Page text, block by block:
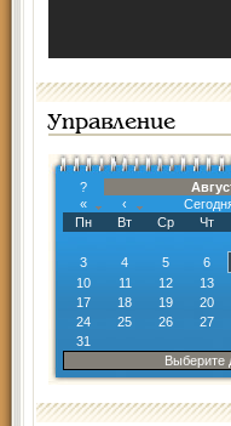
Управление
?
«
‹
Пн
Вт Ср Чт
3
4 5 6
10
11 12 13
17
18 19 20
24
25 26 27
31
Выберите